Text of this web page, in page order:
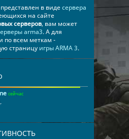
в видесервера
на сайте
серверов, вам может
arma3. А для
по всем меткам -
страницу игры ARMA 3.
сейчас